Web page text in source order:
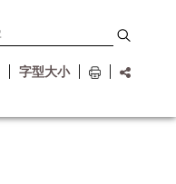
字型大小